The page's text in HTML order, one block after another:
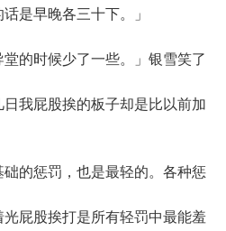
是早晚各三十下。」
的时候少了一些。」银雪笑了
我屁股挨的板子却是比以前加
的惩罚，也是最轻的。各种惩
屁股挨打是所有轻罚中最能羞